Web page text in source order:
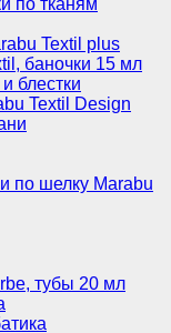
по тканям
Textil plus
баночки 15 мл
блестки
Textil Design
по шелку Marabu
тубы 20 мл